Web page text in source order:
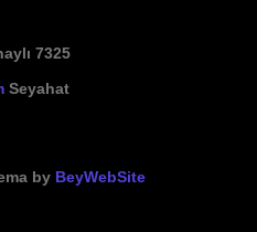
7325
Seyahat
by BeyWebSite